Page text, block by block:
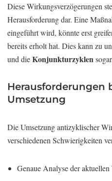
Diese Wirkungsverzögerungen
Herausforderung dar. Eine
eingeführt wird, könnte erst
bereits erholt hat. Dies kann zu
und dieKonjunkturzyklen
Herausforderungen
Umsetzung
Die Umsetzung antizyklischer
verschiedenen Schwierigkeiten
Genaue Analyse der